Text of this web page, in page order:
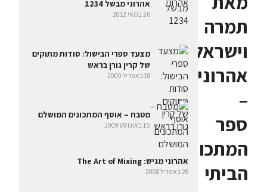
תמרה
וישראל
אהרוני
–
ספר
המתכונים
הביתי
אהרוני מבשל 1234
26 במאי 2012
מצעד ספרי הבישול: סודות מתוקים
של קרין גורן בראש
18 באפריל 2009
מטבח – אוסף המתכונים המושלם
15 באוגוסט 2009
אהרוני מגיש: The Art of Mixing
28 באפריל 2008